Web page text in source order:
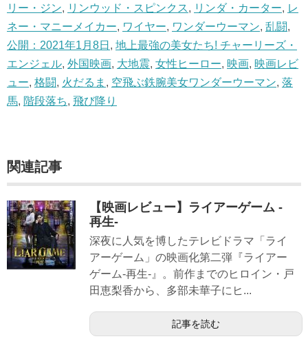
リー・ジン, リンウッド・スピンクス, リンダ・カーター, レ
ネー・マニーメイカー, ワイヤー, ワンダーウーマン, 乱闘,
公開：2021年1月8日 , 地上最強の美女たち! チャーリーズ・
エンジェル, 外国映画, 大地震, 女性ヒーロー, 映画, 映画レビ
ュー, 格闘, 火だるま , 空飛ぶ鉄腕美女ワンダーウーマン, 落
馬, 階段落ち, 飛び降り
関連記事
【映画レビュー】ライアーゲーム -
再生-
深夜に人気を博したテレビドラマ「ライ
アーゲーム」の映画化第二弾『ライアー
ゲーム-再生-』。前作までのヒロイン・戸
田恵梨香から、多部未華子にヒ...
記事を読む